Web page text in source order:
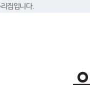
집입니다.